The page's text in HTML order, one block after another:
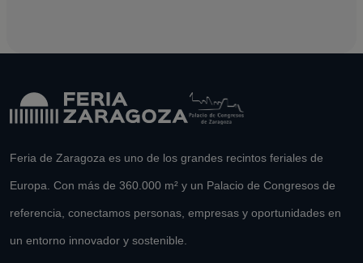
Feria de Zaragoza es uno de los grandes recintos feriales de
Europa. Con más de 360.000 m² y un Palacio de Congresos de
referencia, conectamos personas, empresas y oportunidades en
un entorno innovador y sostenible.